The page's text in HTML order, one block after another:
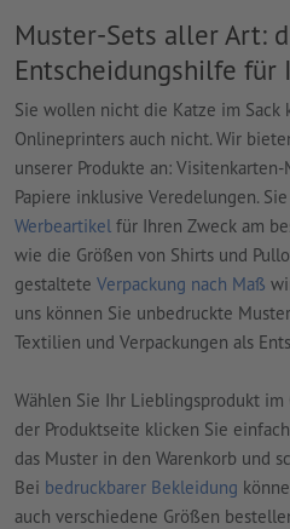
Muster-Sets aller Art:
Entscheidungshilfe für
Sie wollen nicht die Katze im Sack
Onlineprinters auch nicht. Wir
unserer Produkte an:
Papiere inklusive Veredelungen.
Werbeartikel für Ihren Zweck am
wie die Größen von Shirts und
gestaltete Verpackung nach Maß
uns können Sie unbedruckte
Textilien und Verpackungen als
Wählen Sie Ihr Lieblingsprodukt
der Produktseite klicken Sie
das Muster in den Warenkorb und
Bei bedruckbarer Bekleidung
auch verschiedene Größen